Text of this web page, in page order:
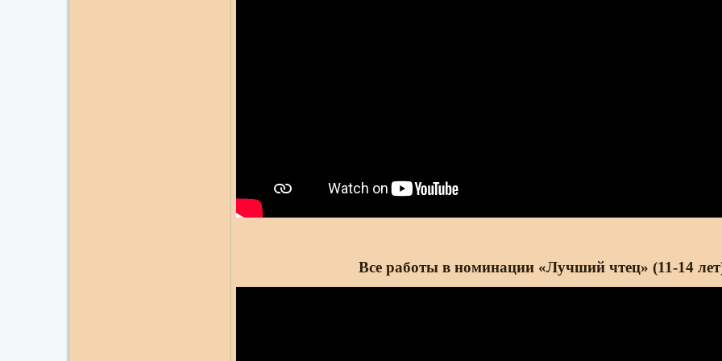
Все работы в номинации «Лучший чтец» (11-14